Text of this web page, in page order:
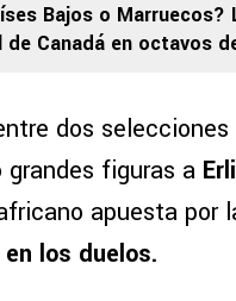
Bajos o Marruecos?
de Canadá en octavos
dos
figuras a
apuesta por
los duelos.